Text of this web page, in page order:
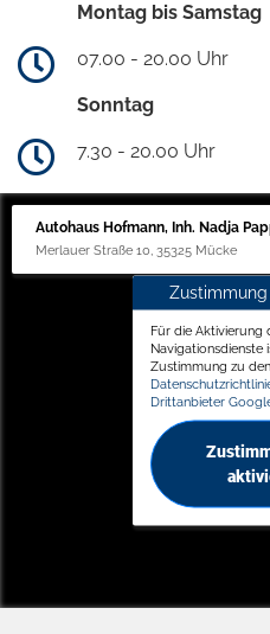
Montag bis Samstag
07.00 - 20.00 Uhr
Sonntag
7.30 - 20.00 Uhr
Autohaus Hofmann, Inh. Nadja
Merlauer Straße 10, 35325 Mücke
Für die Aktivierung
Navigationsdienste
Zustimmung zu den
Drittanbieter